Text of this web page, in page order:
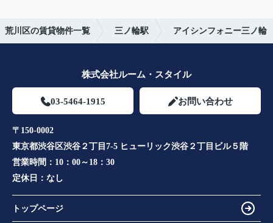
荒川区の賃貸物件一覧 三ノ輪駅 アイシンフォニー三ノ輪
株式会社ルーム・スタイル
03-5464-1915 お問い合わせ
〒150-0002
東京都渋谷区渋谷２丁目7-5 ヒューリック渋谷２丁目ビル５階
営業時間： 10：00～18：30
定休日： なし
トップページ